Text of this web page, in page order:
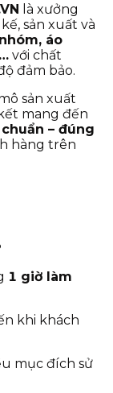
là xưởng
sản xuất và
áo
với chất
đảm bảo.
sản xuất
mang đến
– đúng
hàng trên
1 giờ làm
khi khách
mục đích sử